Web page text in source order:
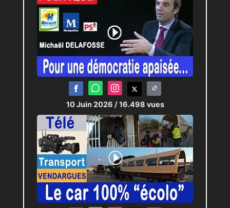
10 Juin 2026 / 16.498 vues